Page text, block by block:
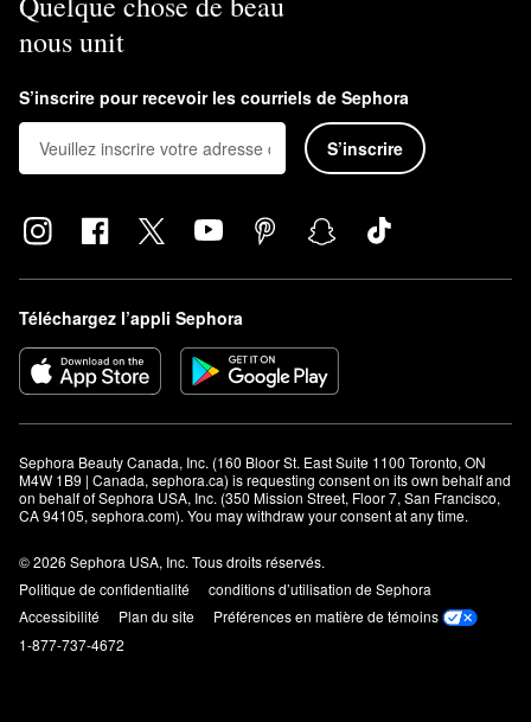
nous unit
S’inscrire pour recevoir les courriels de Sephora
S’inscrire
Téléchargez l’appli Sephora
Sephora Beauty Canada, Inc. (160 Bloor St. East Suite 1100 Toronto, ON
M4W 1B9 | Canada, sephora.ca) is requesting consent on its own behalf and
on behalf of Sephora USA, Inc. (350 Mission Street, Floor 7, San Francisco,
CA 94105, sephora.com). You may withdraw your consent at any time.
© 2026 Sephora USA, Inc. Tous droits réservés.
Politique de confidentialité
conditions d’utilisation de Sephora
Accessibilité
Plan du site
Préférences en matière de témoins
1-877-737-4672